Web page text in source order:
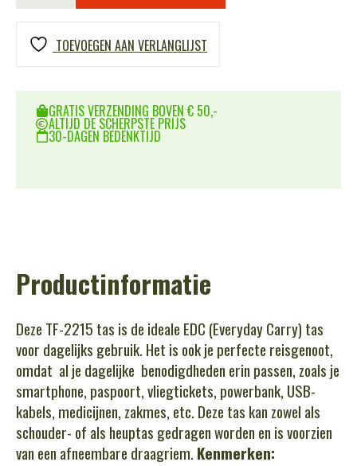
schouder/heuptas
aantal
TOEVOEGEN AAN VERLANGLIJST
GRATIS VERZENDING BOVEN € 50,-
ALTIJD DE SCHERPSTE PRIJS
30-DAGEN BEDENKTIJD
Productinformatie
Deze TF-2215 tas is de ideale EDC (Everyday Carry) tas
voor dagelijks gebruik. Het is ook je perfecte reisgenoot,
omdat al je dagelijke benodigdheden erin passen, zoals je
smartphone, paspoort, vliegtickets, powerbank, USB-
kabels, medicijnen, zakmes, etc. Deze tas kan zowel als
schouder- of als heuptas gedragen worden en is voorzien
van een afneembare draagriem. Kenmerken: